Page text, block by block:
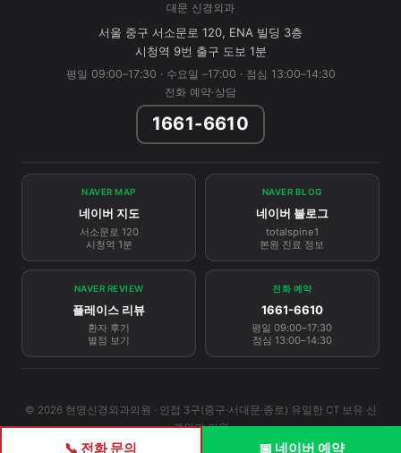
대문 신경외과
서울 중구 서소문로 120, ENA 빌딩 3층
시청역 9번 출구 도보 1분
평일 09:00–17:30 · 수요일 –17:00 · 점심 13:00–14:30
전화 예약·상담
1661-6610
NAVER MAP
네이버 지도
서소문로 120
시청역 1분
NAVER BLOG
네이버 블로그
totalspine1
본원 진료 정보
NAVER REVIEW
플레이스 리뷰
환자 후기
별점 보기
전화 예약
1661-6610
평일 09:00–17:30
점심 13:00–14:30
© 2026 현명신경외과의원 · 인접 3구(중구·서대문·종로) 유일한 CT 보유 신
경외과 의원
📞 전화 문의 📅 네이버 예약